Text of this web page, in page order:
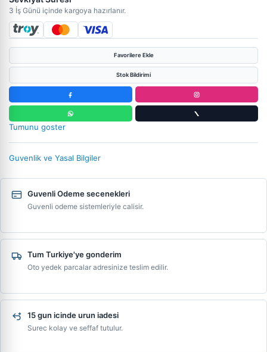
3 İş Günü içinde kargoya hazırlanır.
Favorilere Ekle
Stok Bildirimi
Tumunu goster
Guvenlik ve Yasal Bilgiler
Guvenli Odeme secenekleri
Guvenli odeme sistemleriyle calisir.
Tum Turkiye'ye gonderim
Oto yedek parcalar adresinize teslim edilir.
15 gun icinde urun iadesi
Surec kolay ve seffaf tutulur.